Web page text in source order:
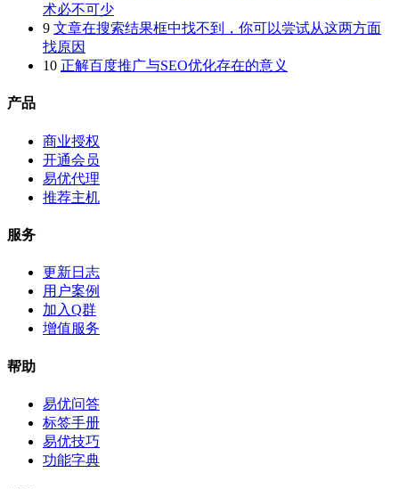
术必不可少
9 文章在搜索结果框中找不到，你可以尝试从这两方面
找原因
10 正解百度推广与SEO优化存在的意义
产品
商业授权
开通会员
易优代理
推荐主机
服务
更新日志
用户案例
加入Q群
增值服务
帮助
易优问答
标签手册
易优技巧
功能字典